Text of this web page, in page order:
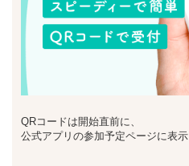
QRコードは開始直前に、
公式アプリの参加予定ページに表示